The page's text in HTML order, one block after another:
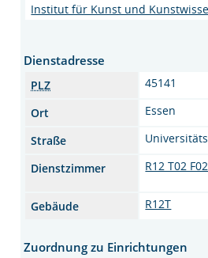
Institut für Kunst und
Dienstadresse
PLZ
45141
Ort
Essen
Straße
Dienstzimmer
R12 T02 F02
Gebäude R12T
Zuordnung zu Einrichtungen